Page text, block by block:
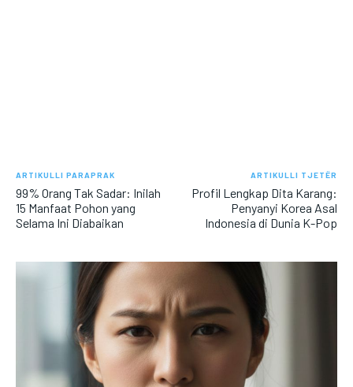
ARTIKULLI PARAPRAK
99% Orang Tak Sadar: Inilah
15 Manfaat Pohon yang
Selama Ini Diabaikan
ARTIKULLI TJETËR
Profil Lengkap Dita Karang:
Penyanyi Korea Asal
Indonesia di Dunia K-Pop